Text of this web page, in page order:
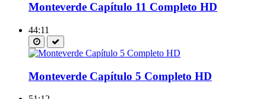
Monteverde Capítulo 11 Completo HD
44:11
Monteverde Capítulo 5 Completo HD